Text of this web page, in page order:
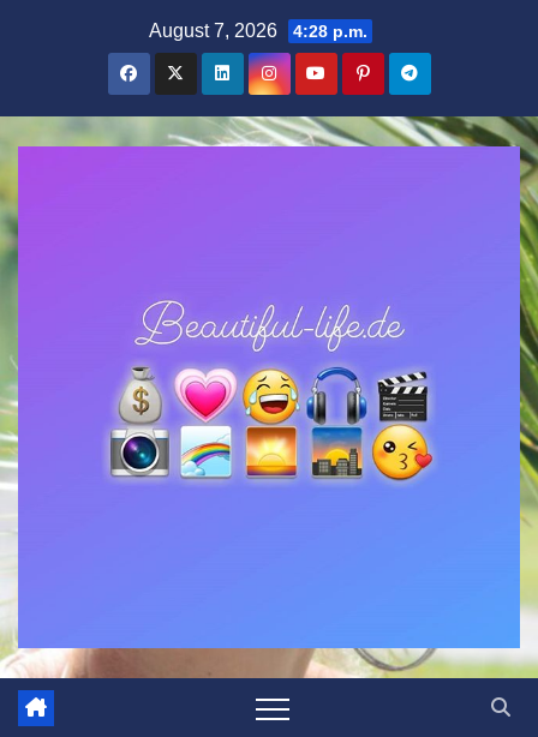
August 7, 2026 4:28 p.m.